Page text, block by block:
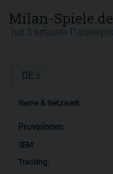
Milan-Spiele.de
DE
Name & Netzwerk:
Provisionen:
SEM:
Tracking: